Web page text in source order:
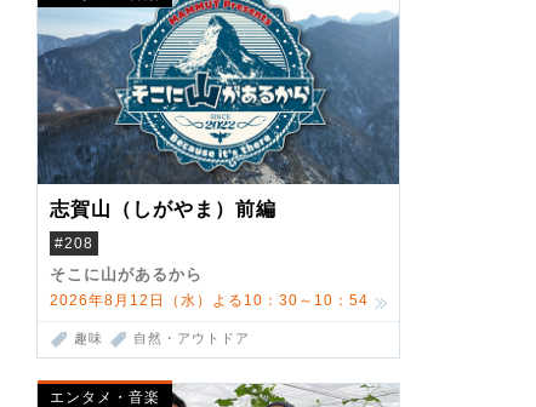
志賀山（しがやま）前編
#208
そこに山があるから
2026年8月12日（水）よる10：30～10：54
趣味 自然・アウトドア
エンタメ・音楽